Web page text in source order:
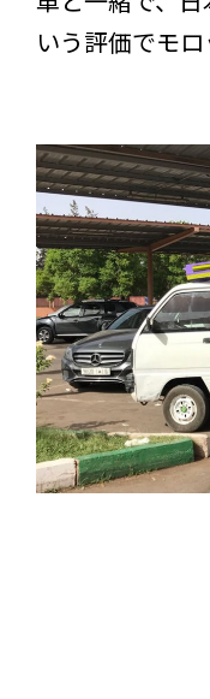
いう評価でモロ